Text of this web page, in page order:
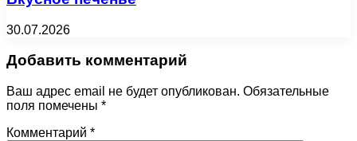
30.07.2026
Добавить комментарий
Ваш адрес email не будет опубликован. Обязательные
поля помечены *
Комментарий *